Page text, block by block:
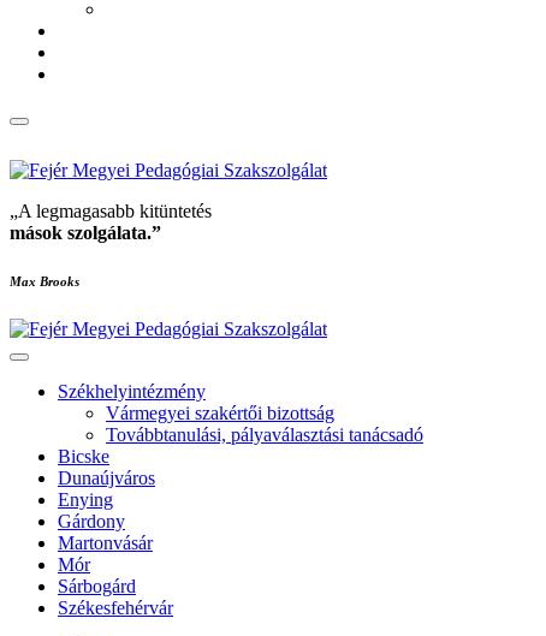
„A legmagasabb kitüntetés
mások szolgálata.”
Max Brooks
Székhelyintézmény
Vármegyei szakértői bizottság
Továbbtanulási, pályaválasztási tanácsadó
Bicske
Dunaújváros
Enying
Gárdony
Martonvásár
Mór
Sárbogárd
Székesfehérvár